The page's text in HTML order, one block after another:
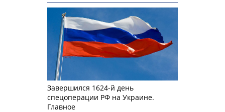
Завершился 1624-й день
спецоперации РФ на Украине.
Главное